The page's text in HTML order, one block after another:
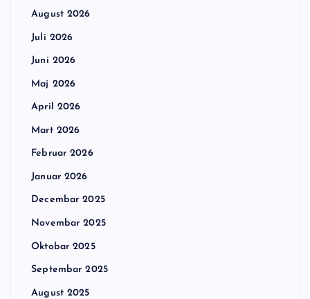
August 2026
Juli 2026
Juni 2026
Maj 2026
April 2026
Mart 2026
Februar 2026
Januar 2026
Decembar 2025
Novembar 2025
Oktobar 2025
Septembar 2025
August 2025